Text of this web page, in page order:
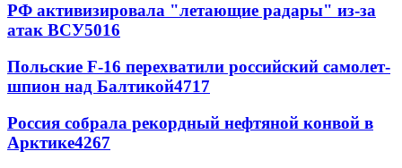
РФ активизировала "летающие радары" из-за
атак ВСУ5016
Польские F-16 перехватили российский самолет-
шпион над Балтикой4717
Россия собрала рекордный нефтяной конвой в
Арктике4267